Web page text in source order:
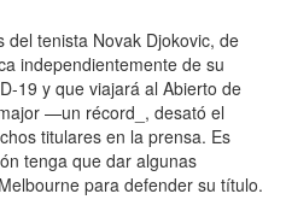
del tenista Novak Djokovic, de
independientemente de su
19 y que viajará al Abierto de
—un récord_, desató el
titulares en la prensa. Es
tenga que dar algunas
para defender su título.